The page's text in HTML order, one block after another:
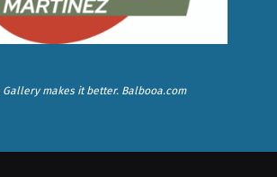
Gallerymakes it better. Balbooa.com